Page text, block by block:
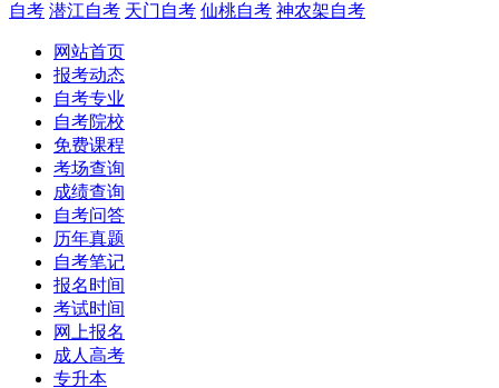
自考 潜江自考 天门自考 仙桃自考 神农架自考
网站首页
报考动态
自考专业
自考院校
免费课程
考场查询
成绩查询
自考问答
历年真题
自考笔记
报名时间
考试时间
网上报名
成人高考
专升本